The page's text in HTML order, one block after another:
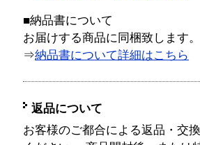
■納品書について
お届けする商品に同梱致します。
⇒納品書について詳細はこちら
返品について
お客様のご都合による返品・交